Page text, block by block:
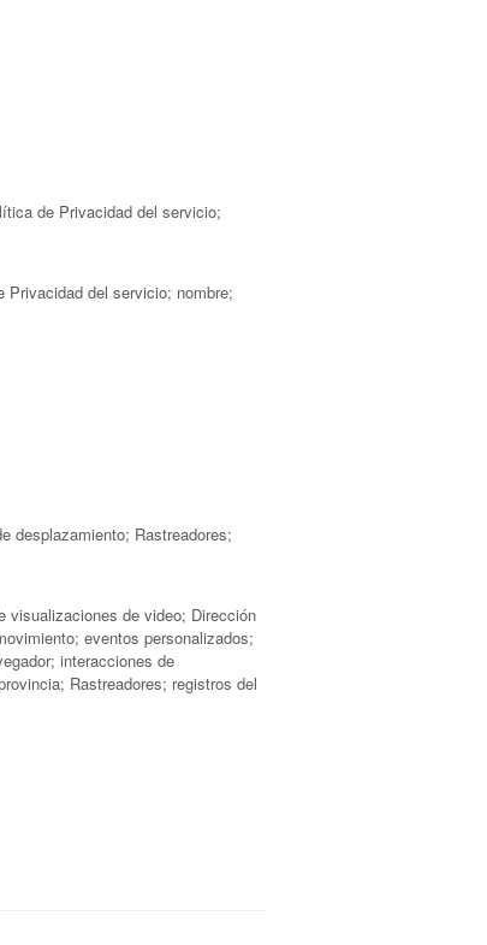
de Privacidad del servicio;
del servicio; nombre;
desplazamiento; Rastreadores;
visualizaciones de video; Dirección
eventos personalizados;
interacciones de
Rastreadores; registros del